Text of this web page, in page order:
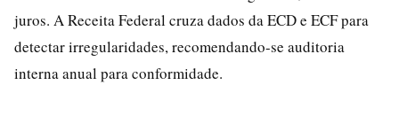
juros. A Receita Federal cruza dados da ECD e ECF para
detectar irregularidades, recomendando-se auditoria
interna anual para conformidade.